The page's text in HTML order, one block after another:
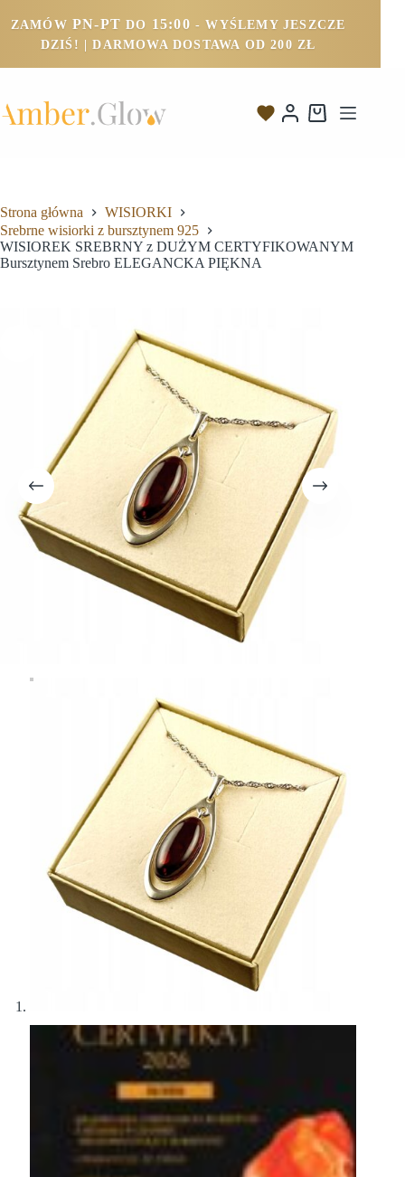
ZAMÓW PN-PT DO 15:00 - WYŚLEMY JESZCZE
DZIŚ! | DARMOWA DOSTAWA OD 200 ZŁ
Strona główna
WISIORKI
Srebrne wisiorki z bursztynem 925
WISIOREK SREBRNY z DUŻYM CERTYFIKOWANYM
Bursztynem Srebro ELEGANCKA PIĘKNA